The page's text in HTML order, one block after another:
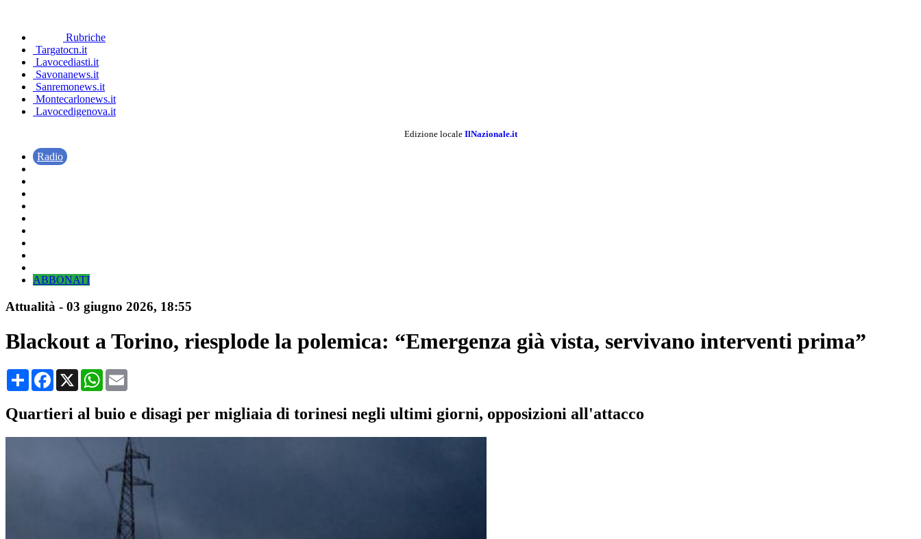
Rubriche
Targatocn.it
Lavocediasti.it
Savonanews.it
Sanremonews.it
Montecarlonews.it
Lavocedigenova.it
Edizione locale IlNazionale.it
Radio
ABBONATI
Attualità - 03 giugno 2026, 18:55
Blackout a Torino, riesplode la polemica: “Emergenza già vista, servivano interventi prima”
CondividiFacebook
X WhatsApp
Quartieri al buio e disagi per migliaia di torinesi negli ultimi giorni, opposizioni all'attacco